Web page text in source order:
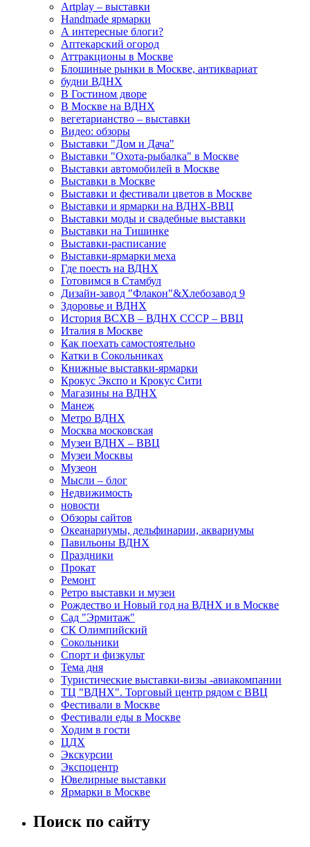
Artplay – выставки
Handmade ярмарки
А интересные блоги?
Аптекарский огород
Аттракционы в Москве
Блошиные рынки в Москве, антиквариат
будни ВДНХ
В Гостином дворе
В Москве на ВДНХ
вегетарианство – выставки
Видео: обзоры
Выставки "Дом и Дача"
Выставки "Охота-рыбалка" в Москве
Выставки автомобилей в Москве
Выставки в Москве
Выставки и фестивали цветов в Москве
Выставки и ярмарки на ВДНХ-ВВЦ
Выставки моды и свадебные выставки
Выставки на Тишинке
Выставки-расписание
Выставки-ярмарки меха
Где поесть на ВДНХ
Готовимся в Стамбул
Дизайн-завод "Флакон"&Хлебозавод 9
Здоровье и ВДНХ
История ВСХВ – ВДНХ СССР – ВВЦ
Италия в Москве
Как поехать самостоятельно
Катки в Сокольниках
Книжные выставки-ярмарки
Крокус Экспо и Крокус Сити
Магазины на ВДНХ
Манеж
Метро ВДНХ
Москва московская
Музеи ВДНХ – ВВЦ
Музеи Москвы
Музеон
Мысли – блог
Недвижимость
новости
Обзоры сайтов
Океанариумы, дельфинарии, аквариумы
Павильоны ВДНХ
Праздники
Прокат
Ремонт
Ретро выставки и музеи
Рождество и Новый год на ВДНХ и в Москве
Сад "Эрмитаж"
СК Олимпийский
Сокольники
Спорт и физкульт
Тема дня
Туристические выставки-визы -авиакомпании
ТЦ "ВДНХ". Торговый центр рядом с ВВЦ
Фестивали в Москве
Фестивали еды в Москве
Ходим в гости
ЦДХ
Экскурсии
Экспоцентр
Ювелирные выставки
Ярмарки в Москве
Поиск по сайту